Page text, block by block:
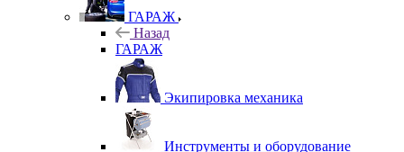
ГАРАЖ
Назад
ГАРАЖ
Экипировка механика
Инструменты и оборудование